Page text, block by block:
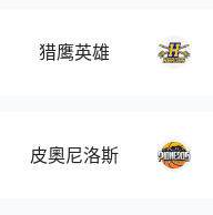
猎鹰英雄
皮奧尼洛斯